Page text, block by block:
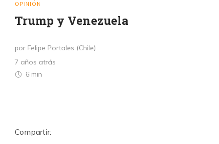
OPINIÓN
Trump y Venezuela
por Felipe Portales (Chile)
7 años atrás
6 min
Compartir: